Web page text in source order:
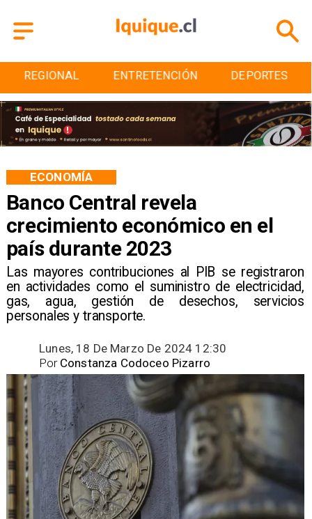
ENTRETENCIÓN DEPORTES CULTURA
Banco Central revela
crecimiento económico en el
país durante 2023
Las mayores contribuciones al PIB se registraron
en actividades como el suministro de electricidad,
gas, agua, gestión de desechos, servicios
personales y transporte.
ECONOMÍA
Lunes, 18 De Marzo De 2024 12:30
Constanza Codoceo Pizarro
Por